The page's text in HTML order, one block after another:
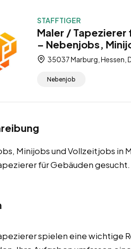
STAFFTIGER
Maler /
– Nebenjobs,
35037 Marburg, Hessen,
Nebenjob
Minijobs und Vollzeitjobs in
für Gebäuden gesucht.
spielen eine wichtige